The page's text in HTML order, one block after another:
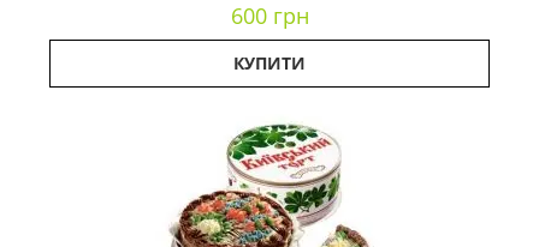
600 грн
КУПИТИ